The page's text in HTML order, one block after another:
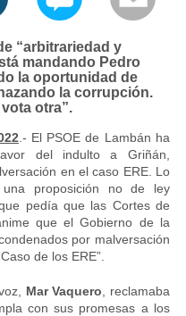
“arbitrariedad y
mandando Pedro
la oportunidad de
la corrupción.
otra”.
.- El PSOE de Lambán ha
del indulto a Griñán,
en el caso ERE. Lo
proposición no de ley
pedía que las Cortes de
que el Gobierno de la
por malversación
de los ERE”.
Mar Vaquero , reclamaba
con sus promesas a los